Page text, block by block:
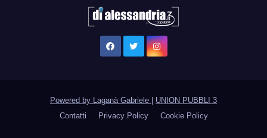
Powered by Laganà Gabriele
UNION PUBBLI 3
Contatti
Privacy Policy Cookie Policy